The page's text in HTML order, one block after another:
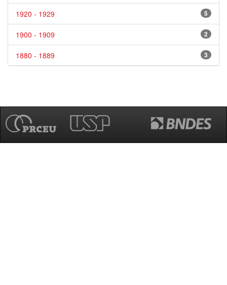
5
1920 - 1929
2
1900 - 1909
3
1880 - 1889